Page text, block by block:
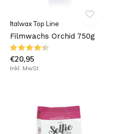
Italwax Top Line
Filmwachs Orchid 750g
€20,95
Inkl. MwSt.